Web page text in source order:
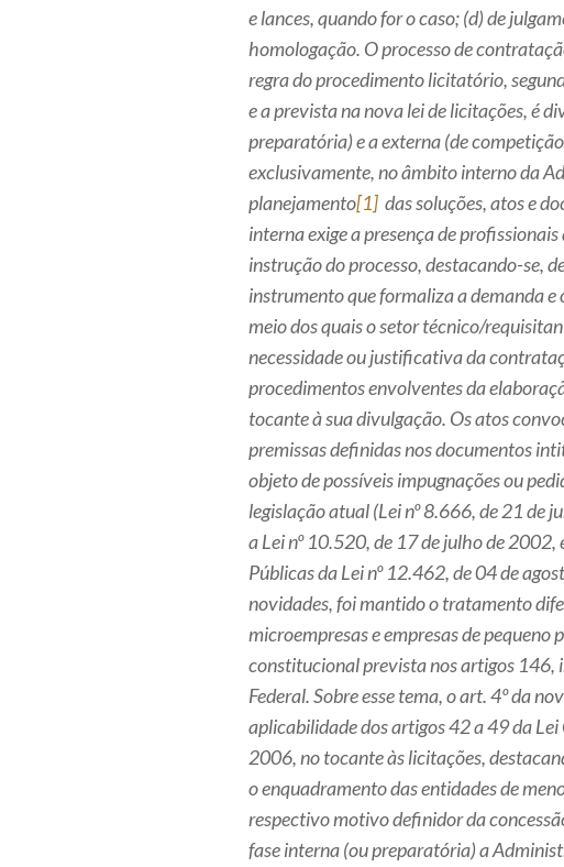
e lances, quando for o caso; (d) de
homologação. O processo de
regra do procedimento licitatório,
e a prevista na nova lei de licitações, é
preparatória) e a externa (de
exclusivamente, no âmbito interno da
planejamento[1] das soluções, atos e
interna exige a presença de
instrução do processo, destacando-se,
instrumento que formaliza a demanda e
meio dos quais o setor técnico/
necessidade ou justificativa da
procedimentos envolventes da
tocante à sua divulgação. Os atos
premissas definidas nos documentos
objeto de possíveis impugnações ou
legislação atual (Lei nº 8.666, de 21 de
a Lei nº 10.520, de 17 de julho de
Públicas da Lei nº 12.462, de 04 de
novidades, foi mantido o tratamento
microempresas e empresas de
constitucional prevista nos artigos 146,
Federal. Sobre esse tema, o art. 4º da
aplicabilidade dos artigos 42 a 49 da
2006, no tocante às licitações,
o enquadramento das entidades de
respectivo motivo definidor da
fase interna (ou preparatória) a